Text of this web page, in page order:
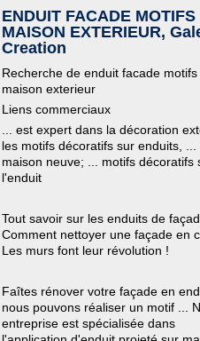
ENDUIT FACADE MOTIFS
MAISON EXTERIEUR,
Creation
Recherche de enduit facade motifs
maison exterieur
Liens commerciaux
... est expert dans la décoration
les motifs décoratifs sur enduits, ...
maison neuve; ... motifs décoratifs
l'enduit
Tout savoir sur les enduits de
Comment nettoyer une façade en
Les murs font leur révolution !
Faîtes rénover votre façade en
nous pouvons réaliser un motif ...
entreprise est spécialisée dans